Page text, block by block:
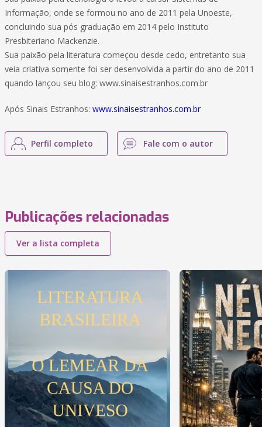
Informação, onde se formou no ano de 2011 pela Unoeste,
concluindo sua pós graduação em 2014 pelo Instituto
Presbiteriano Mackenzie.
Sua paixão pela literatura começou desde cedo, entretanto sua
veia criativa somente foi ser desenvolvida a partir do ano de 2011
quando lançou seu blog: www.sinaisestranhos.com.br
Após Sinais Estranhos: www.sinaisestranhos.com.br
Perfil completo Fale com o autor
Publicações relacionadas
Ver a lista completa